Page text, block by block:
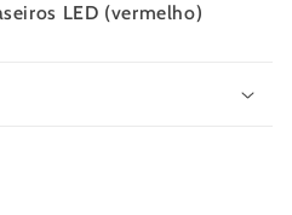
LED (vermelho)